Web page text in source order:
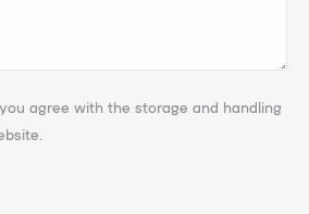
agree with the storage and handling